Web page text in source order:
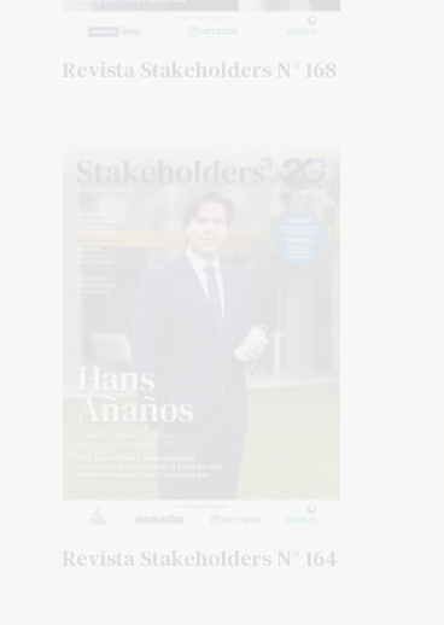
Revista Stakeholders N° 168
Revista Stakeholders N° 164